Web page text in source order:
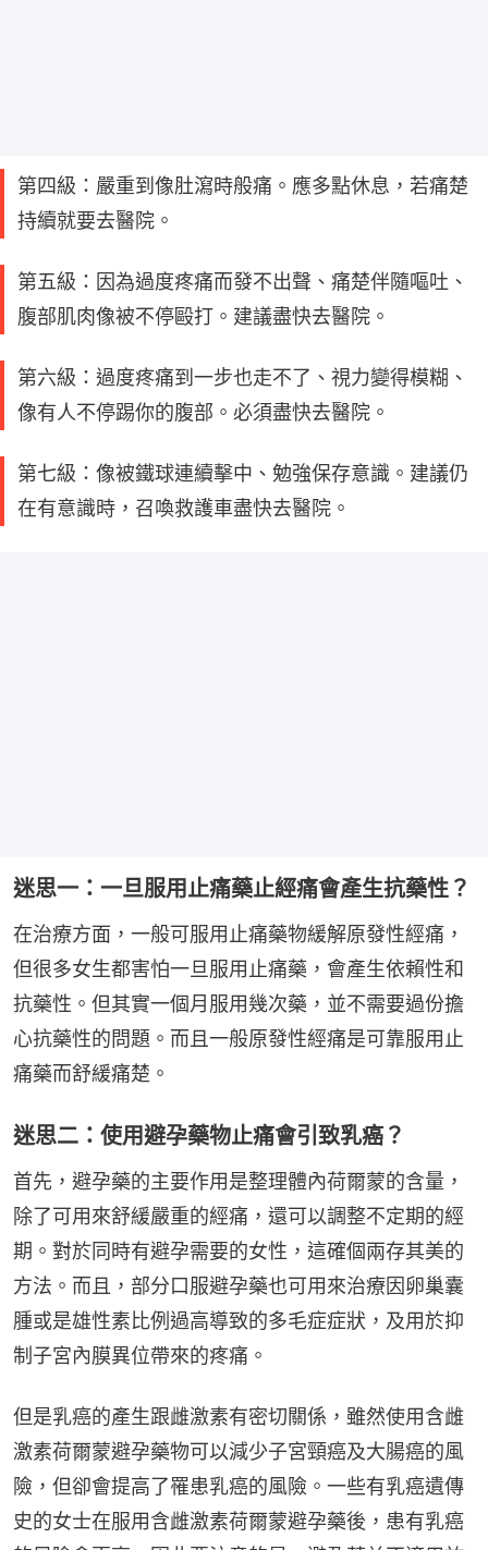
第四級：嚴重到像肚瀉時般痛。應多點休息，若痛楚
持續就要去醫院。
第五級：因為過度疼痛而發不出聲、痛楚伴隨嘔吐、
腹部肌肉像被不停毆打。建議盡快去醫院。
第六級：過度疼痛到一步也走不了、視力變得模糊、
像有人不停踢你的腹部。必須盡快去醫院。
第七級：像被鐵球連續擊中、勉強保存意識。建議仍
在有意識時，召喚救護車盡快去醫院。
迷思一：一旦服用止痛藥止經痛會產生抗藥性？
在治療方面，一般可服用止痛藥物緩解原發性經痛，
但很多女生都害怕一旦服用止痛藥，會產生依賴性和
抗藥性。但其實一個月服用幾次藥，並不需要過份擔
心抗藥性的問題。而且一般原發性經痛是可靠服用止
痛藥而舒緩痛楚。
迷思二：使用避孕藥物止痛會引致乳癌？
首先，避孕藥的主要作用是整理體內荷爾蒙的含量，
除了可用來舒緩嚴重的經痛，還可以調整不定期的經
期。對於同時有避孕需要的女性，這確個兩存其美的
方法。而且，部分口服避孕藥也可用來治療因卵巢囊
腫或是雄性素比例過高導致的多毛症症狀，及用於抑
制子宮內膜異位帶來的疼痛。
但是乳癌的產生跟雌激素有密切關係，雖然使用含雌
激素荷爾蒙避孕藥物可以減少子宮頸癌及大腸癌的風
險，但卻會提高了罹患乳癌的風險。一些有乳癌遺傳
史的女士在服用含雌激素荷爾蒙避孕藥後，患有乳癌